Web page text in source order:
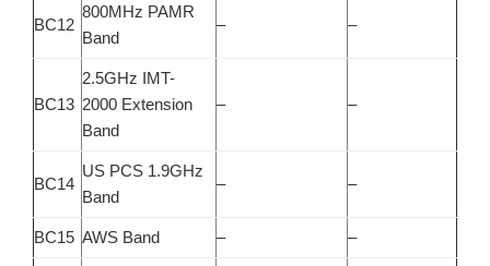
BC12
800MHz PAMR
Band
– –
BC13
2.5GHz IMT-
2000 Extension
Band
– –
BC14
US PCS 1.9GHz
Band
– –
BC15 AWS Band – –